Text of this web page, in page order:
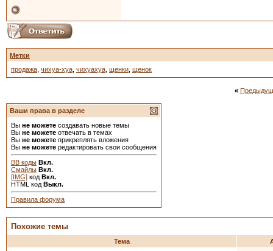
Метки
продажа чихуа-хуа чихуахуа щенки щенок
«
Ваши права в разделе
Вы не можете создавать новые темы
Вы не можете отвечать в темах
Вы не можете прикреплять вложения
Вы не можете редактировать свои сообщения
BB коды Вкл.
Смайлы Вкл.
[IMG] код Вкл.
HTML код Выкл.
Правила форума
Похожие темы
Тема